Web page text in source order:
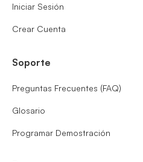
Iniciar Sesión
Crear Cuenta
Soporte
Preguntas Frecuentes (FAQ)
Glosario
Programar Demostración